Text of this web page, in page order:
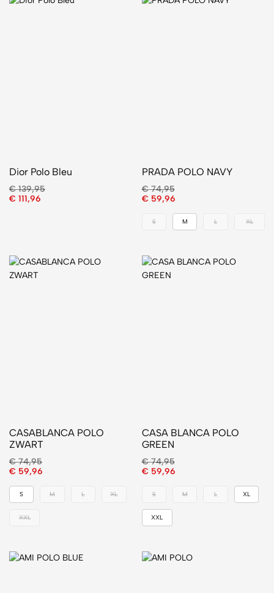
Dior Polo Bleu
€139,95
€ 111,96
PRADA POLO NAVY
€74,95
€ 59,96
S M L XL
CASABLANCA POLO
ZWART
€74,95
€ 59,96
S M L XL
XXL
CASA BLANCA POLO
GREEN
€74,95
€ 59,96
S M L XL
XXL